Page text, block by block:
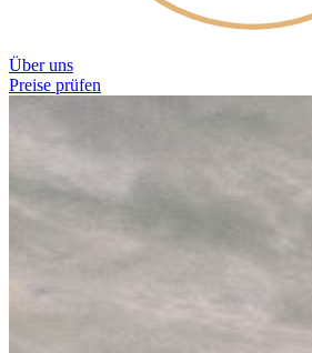
Über uns
Preise prüfen